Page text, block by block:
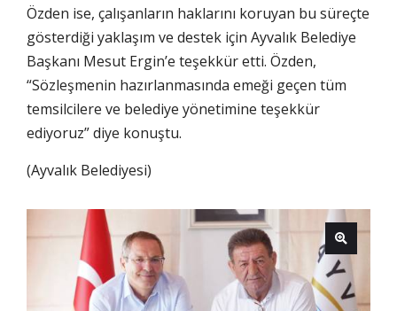
Özden ise, çalışanların haklarını koruyan bu süreçte
gösterdiği yaklaşım ve destek için Ayvalık Belediye
Başkanı Mesut Ergin’e teşekkür etti. Özden,
“Sözleşmenin hazırlanmasında emeği geçen tüm
temsilcilere ve belediye yönetimine teşekkür
ediyoruz” diye konuştu.
(Ayvalık Belediyesi)